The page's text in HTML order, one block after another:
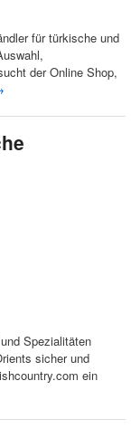
für türkische und
der Online Shop,
Spezialitäten
sicher und
ein